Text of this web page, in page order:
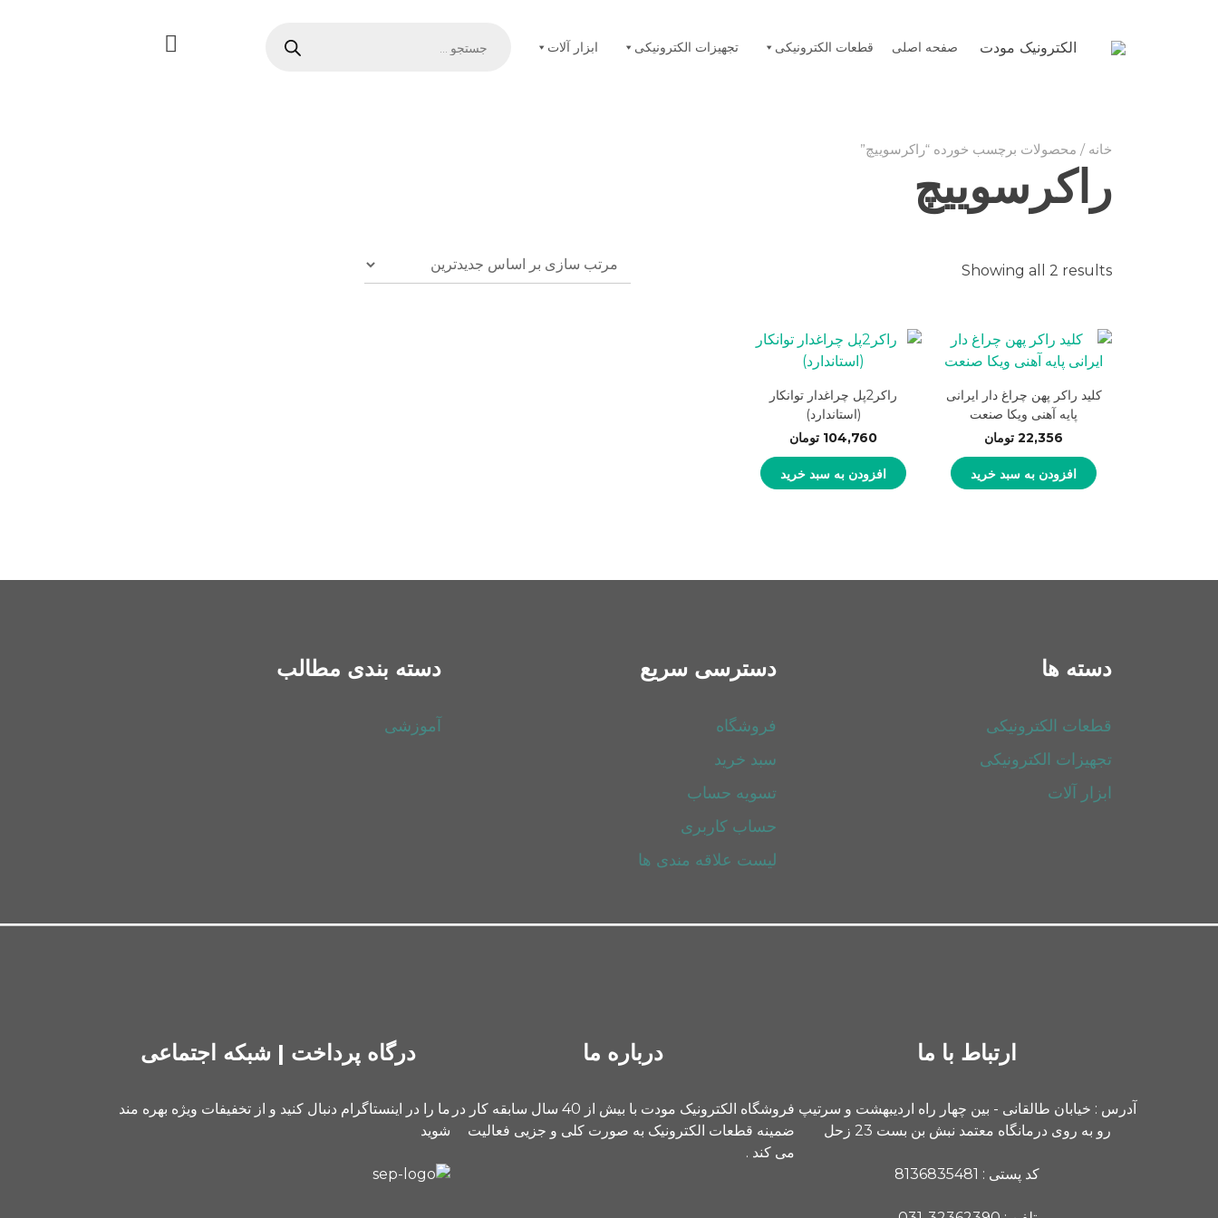
الکترونیک مودت صفحه اصلی قطعات الکترونیکی تجهیزات الکترونیکی ابزار آلات
خانه / محصولات برچسب خورده “راکرسوییچ”
راکرسوییچ
Showing all 2 results
Sorted
کلید راکر پهن چراغ دار ایرانی
پایه آهنی ویکا صنعت
22,356 تومان
افزودن به سبد خرید
راکر2پل چراغدار توانکار
(استاندارد)
104,760 تومان
افزودن به سبد خرید
دسته ها
قطعات الکترونیکی
تجهیزات الکترونیکی
ابزار آلات
دسترسی سریع
فروشگاه
سبد خرید
تسویه حساب
حساب کاربری
لیست علاقه مندی ها
دسته بندی مطالب
آموزشی
ارتباط با ما
آدرس : خیابان طالقانی - بین چهار راه اردیبهشت و سرتیپ
رو به روی درمانگاه معتمد نبش بن بست 23 زحل
کد پستی : 8136835481
درباره ما
فروشگاه الکترونیک مودت با بیش از 40 سال سابقه کار در
ضمینه قطعات الکترونیک به صورت کلی و جزیی فعالیت
می کند .
درگاه پرداخت | شبکه اجتماعی
ما را در اینستاگرام دنبال کنید و از تخفیفات ویژه بهره مند
شوید